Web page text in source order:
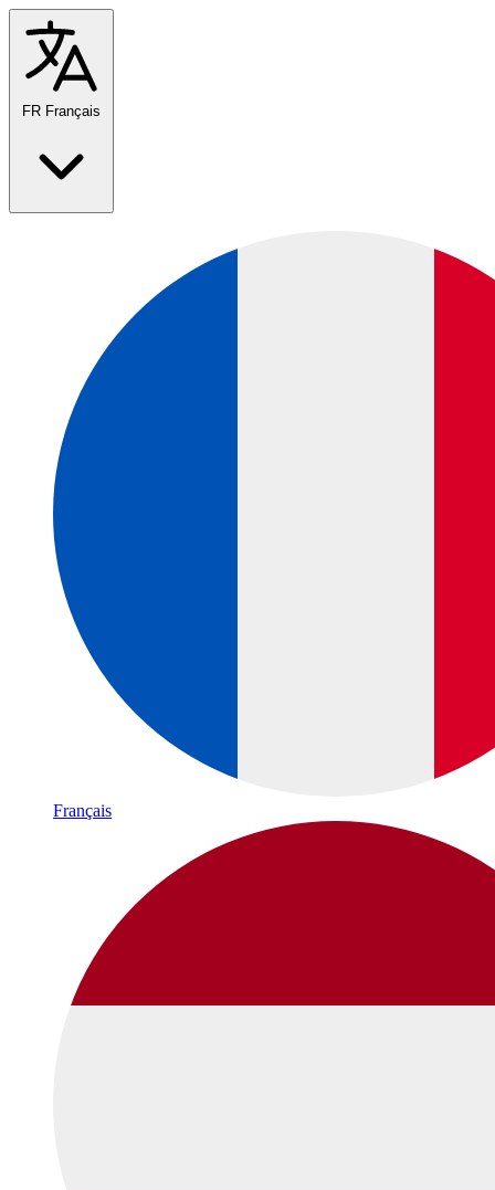
FR Français
Français